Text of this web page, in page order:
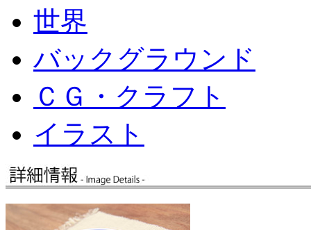
世界
バックグラウンド
ＣＧ・クラフト
イラスト